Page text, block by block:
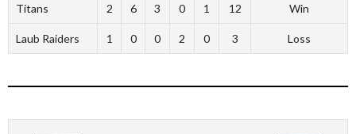
Titans 2 6 3 0 1 12 Win
Laub Raiders 1 0 0 2 0 3 Loss